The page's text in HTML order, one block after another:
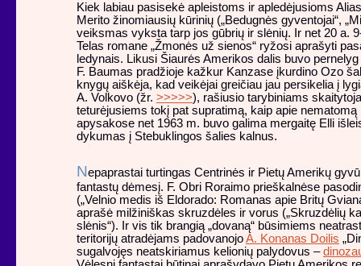
Kiek labiau pasisekė apleistoms ir apledėjusioms
Merito žinomiausių kūrinių („Bedugnės gyventojai“,
veiksmas vyksta tarp jos gūbrių ir slėnių. Ir net 20 a.
Telas romane „Žmonės už sienos“ ryžosi aprašyti
ledynais. Likusi Šiaurės Amerikos dalis buvo
F. Baumas pradžioje kažkur Kanzase įkurdino Ozo
knygų aiškėja, kad veikėjai greičiau jau persikelia į
A. Volkovo (žr. >>>>>), rašiusio tarybiniams
teturėjusiems tokį pat supratimą, kaip apie nematomą
apysakose net 1963 m. buvo galima mergaitę Elli
dykumas į Stebuklingos šalies kalnus.
Nepaprastai turtingas Centrinės ir Pietų Amerikų
fantastų dėmesį. F. Obri Roraimo prieškalnėse
(„Velnio medis iš Eldorado: Romanas apie Britų
aprašė milžiniškas skruzdėles ir vorus („Skruzdėlių
slėnis“). Ir vis tik brangią „dovaną“ būsimiems
teritorijų atradėjams padovanojoA. Konanas Doilis
sugalvojęs neatskiriamus kelionių palydovus –